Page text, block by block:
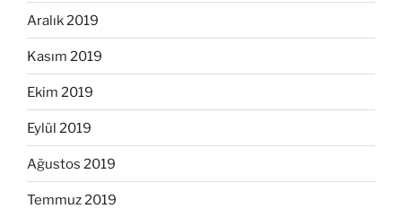
Aralık 2019
Kasım 2019
Ekim 2019
Eylül 2019
Ağustos 2019
Temmuz 2019